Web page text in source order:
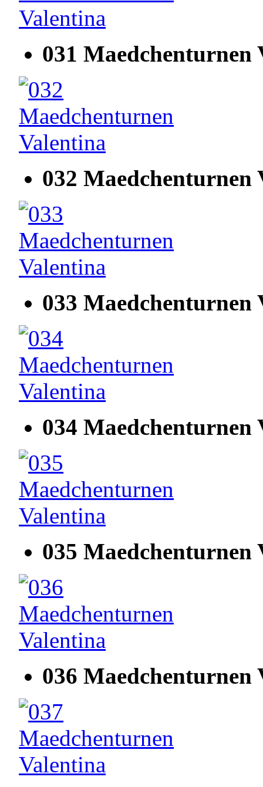
031 Maedchenturnen
032 Maedchenturnen
033 Maedchenturnen
034 Maedchenturnen
035 Maedchenturnen
036 Maedchenturnen